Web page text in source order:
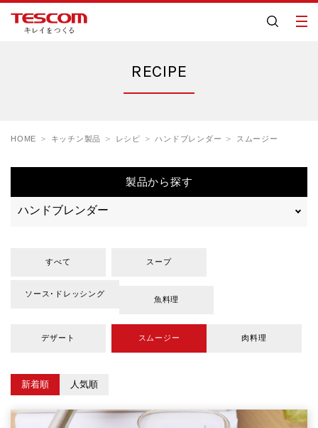
RECIPE
HOME キッチン製品 レシピ ハンドブレンダー スムージー
製品から探す
すべて スープ
ソース･ドレッシング
魚料理
デザート スムージー 肉料理